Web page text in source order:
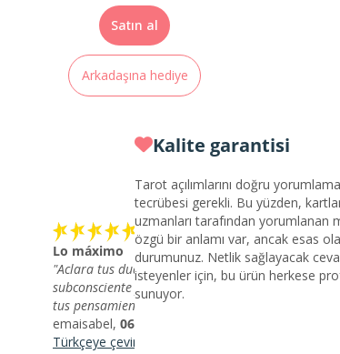
Satın al
Arkadaşına hediye
Lo máximo
"Aclara tus dudas más internas que tienes un tu
subconsciente y te ayuda a clarificar y comprender
tus pensamientos 🙌🏼"
emaisabel, 06/11/2025
Türkçeye çevir
Kalite garantisi
Tarot açılımlarını doğru
tecrübesi gerekli. Bu yüzden,
uzmanları tarafından yorumlanan
özgü bir anlamı var, ancak esas
durumunuz. Netlik sağlayacak
isteyenler için, bu ürün herkese
sunuyor.